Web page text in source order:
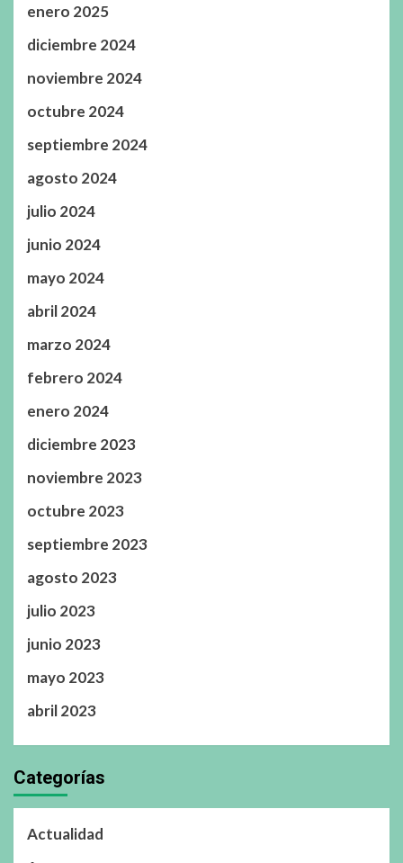
enero 2025
diciembre 2024
noviembre 2024
octubre 2024
septiembre 2024
agosto 2024
julio 2024
junio 2024
mayo 2024
abril 2024
marzo 2024
febrero 2024
enero 2024
diciembre 2023
noviembre 2023
octubre 2023
septiembre 2023
agosto 2023
julio 2023
junio 2023
mayo 2023
abril 2023
Categorías
Actualidad